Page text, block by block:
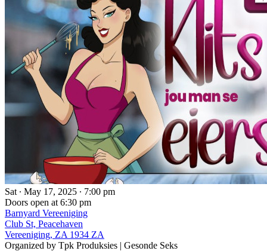
Sat ∙ May 17, 2025 ∙ 7:00 pm
Doors open at 6:30 pm
Barnyard Vereeniging
Club St, Peacehaven
Vereeniging, ZA 1934 ZA
Organized by Tpk Produksies | Gesonde Seks